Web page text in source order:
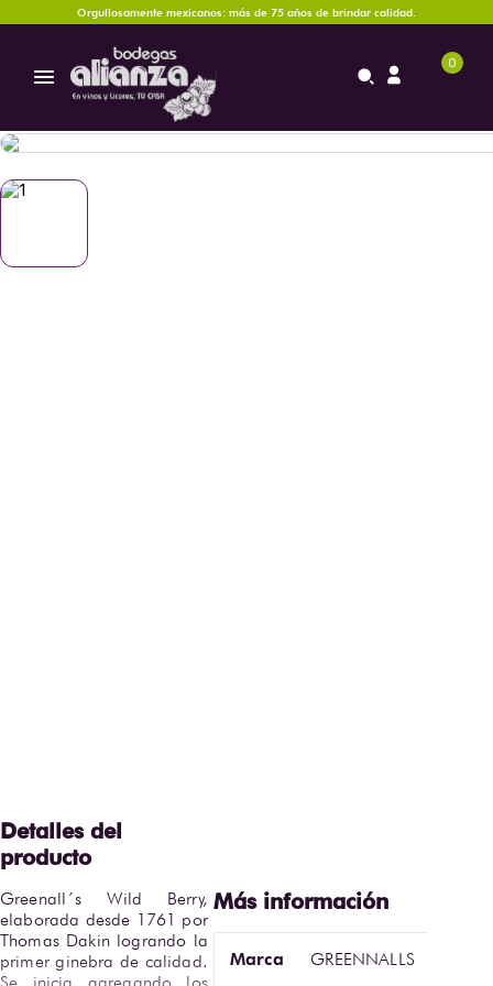
Orgullosamente mexicanos: más de 75 años de brindar calidad.
0
Greenall´s Wild Berry,
elaborada desde 1761 por
Thomas Dakin logrando la
primer ginebra de calidad.
Marca GREENNALLS